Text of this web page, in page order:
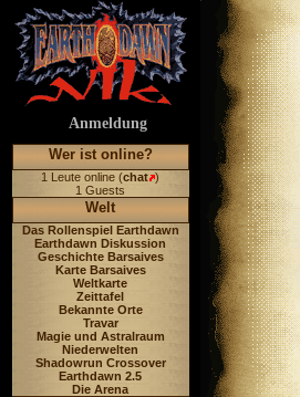
Anmeldung
Wer ist online?
1 Leute online (chat )
1 Guests
Welt
Das Rollenspiel Earthdawn
Earthdawn Diskussion
Geschichte Barsaives
Karte Barsaives
Weltkarte
Zeittafel
Bekannte Orte
Travar
Magie und Astralraum
Niederwelten
Shadowrun Crossover
Earthdawn 2.5
Die Arena